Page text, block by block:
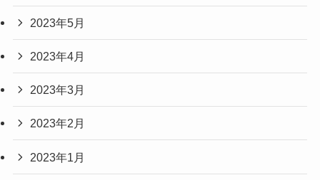
2023年5月
2023年4月
2023年3月
2023年2月
2023年1月